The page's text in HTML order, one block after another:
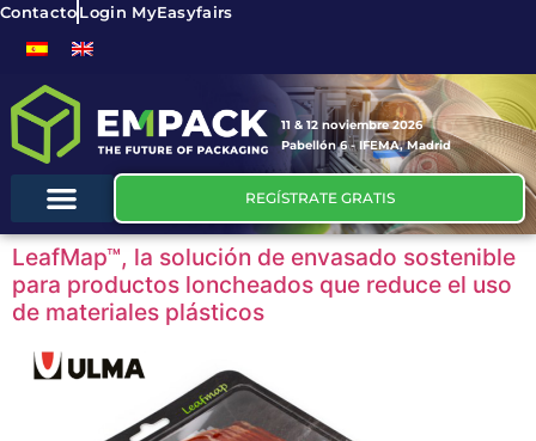
ContactoLogin MyEasyfairs
11 & 12 noviembre 2026
Pabellón 6 - IFEMA, Madrid
REGÍSTRATE GRATIS
LeafMap™, la solución de envasado sostenible
para productos loncheados que reduce el uso
de materiales plásticos